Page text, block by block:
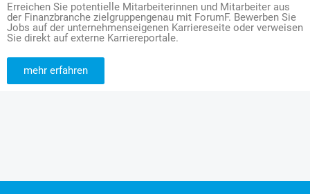
Erreichen Sie potentielle Mitarbeiterinnen und Mitarbeiter aus
der Finanzbranche zielgruppengenau mit ForumF. Bewerben Sie
Jobs auf der unternehmenseigenen Karriereseite oder verweisen
Sie direkt auf externe Karriereportale.
mehr erfahren